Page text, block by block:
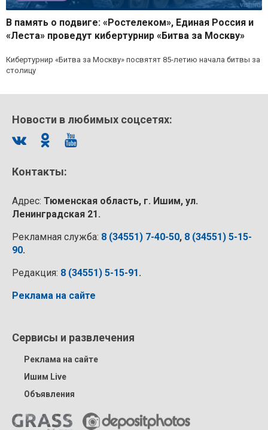
В память о подвиге: «Ростелеком», Единая Россия и
«Леста» проведут кибертурнир «Битва за Москву»
Кибертурнир «Битва за Москву» посвятят 85‑летию начала битвы за
столицу
Новости в любимых соцсетях:
Контакты:
Адрес: Тюменская область, г. Ишим, ул.
Ленинградская 21.
Рекламная служба: 8 (34551) 7-40-50, 8 (34551) 5-15-
90.
Редакция: 8 (34551) 5-15-91.
Реклама на сайте
Сервисы и развлечения
Реклама на сайте
Ишим Live
Объявления